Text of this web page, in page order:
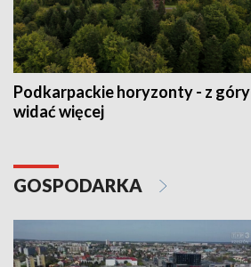
Podkarpackie horyzonty - z góry
widać więcej
GOSPODARKA